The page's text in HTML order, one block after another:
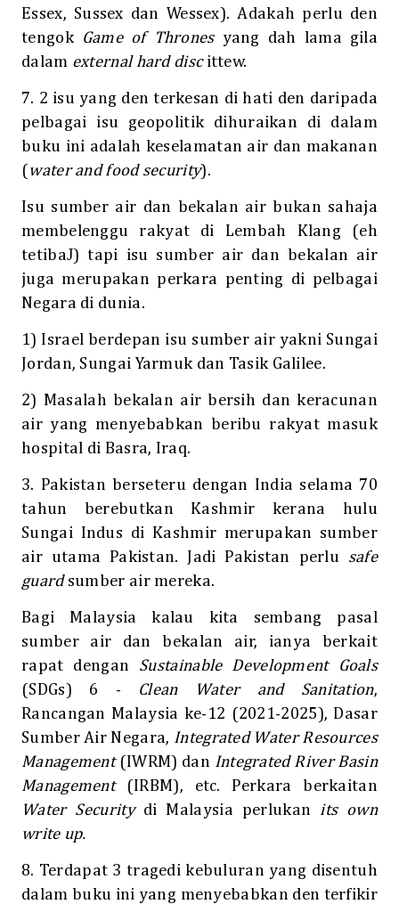
Essex, Sussex dan Wessex). Adakah perlu den
tengok Game of Thronesyang dah lama gila
dalam external hard discittew.
7. 2 isu yang den terkesan di hati den daripada
pelbagai isu geopolitik dihuraikan di dalam
buku ini adalah keselamatan air dan makanan
( water and food security).
Isu sumber air dan bekalan air bukan sahaja
membelenggu rakyat di Lembah Klang (eh
tetibaJ) tapi isu sumber air dan bekalan air
juga merupakan perkara penting di pelbagai
Negara di dunia.
1) Israel berdepan isu sumber air yakni Sungai
Jordan, Sungai Yarmuk dan Tasik Galilee.
2) Masalah bekalan air bersih dan keracunan
air yang menyebabkan beribu rakyat masuk
hospital di Basra, Iraq.
3. Pakistan berseteru dengan India selama 70
tahun berebutkan Kashmir kerana hulu
Sungai Indus di Kashmir merupakan sumber
air utama Pakistan. Jadi Pakistan perlu safe
guardsumber air mereka.
Bagi Malaysia kalau kita sembang pasal
sumber air dan bekalan air, ianya berkait
rapat dengan Sustainable Development Goals
(SDGs) 6 -
Clean Water and Sanitation,
Rancangan Malaysia ke-12 (2021-2025), Dasar
Sumber Air Negara, Integrated Water Resources
Management(IWRM) dan Integrated River Basin
Management(IRBM), etc. Perkara berkaitan
Water Securitydi Malaysia perlukan its own
write up.
8. Terdapat 3 tragedi kebuluran yang disentuh
dalam buku ini yang menyebabkan den terfikir